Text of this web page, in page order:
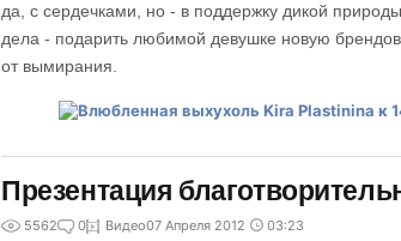
да, с сердечками, но - в поддержку дикой
дела - подарить любимой девушке новую
от вымирания.
Презентация
5562 0 Видео07 Апреля 2012 03:23